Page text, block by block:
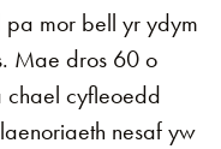
mor bell yr ydym
Mae dros 60 o
chael cyfleoedd
nesaf yw